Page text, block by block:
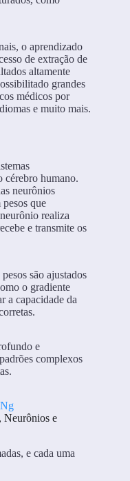
o aprendizado
de extração de
altamente
grandes
médicos por
e muito mais.
cérebro humano.
neurônios
que
realiza
e transmite os
são ajustados
o gradiente
a capacidade da
e
complexos
Neurônios e
e cada uma